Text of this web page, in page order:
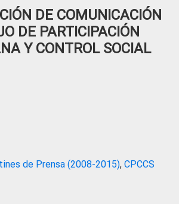
DE COMUNICACIÓN
DE PARTICIPACIÓN
Y CONTROL SOCIAL
de Prensa (2008-2015), CPCCS